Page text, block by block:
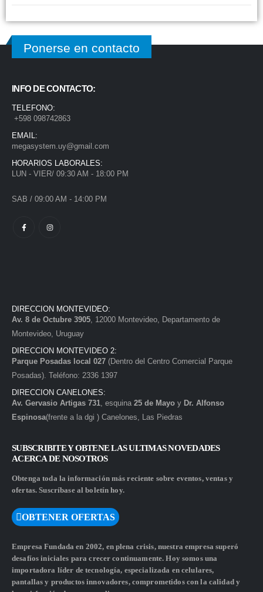
Ponerse en contacto
INFO DE CONTACTO:
TELEFONO:
+598 098742863
EMAIL:
megasystem.uy@gmail.com
HORARIOS LABORALES:
LUN - VIER/ 09:30 AM - 18:00 PM
SAB / 09:00 AM - 14:00 PM
DIRECCION MONTEVIDEO:
Av. 8 de Octubre 3905, 12000 Montevideo, Departamento de
Montevideo, Uruguay
DIRECCION MONTEVIDEO 2:
Parque Posadas local 027 (Dentro del Centro Comercial Parque
Posadas). Teléfono: 2336 1397
DIRECCION CANELONES:
Av. Gervasio Artigas 731, esquina 25 de Mayo y Dr. Alfonso
Espinosa(frente a la dgi ) Canelones, Las Piedras
SUBSCRIBITE Y OBTENE LAS ULTIMAS NOVEDADES
ACERCA DE NOSOTROS
Obtenga toda la información más reciente sobre eventos, ventas y
ofertas. Suscríbase al boletín hoy.
OBTENER OFERTAS
Empresa Fundada en 2002, en plena crisis, nuestra empresa superó
desafíos iniciales para crecer continuamente. Hoy somos una
importadora líder de tecnología, especializada en celulares,
pantallas y productos innovadores, comprometidos con la calidad y